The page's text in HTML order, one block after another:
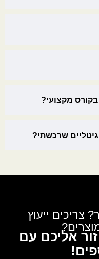
מקצועי?
שרכשתי?
צריכים ייעוץ
אליכם עם